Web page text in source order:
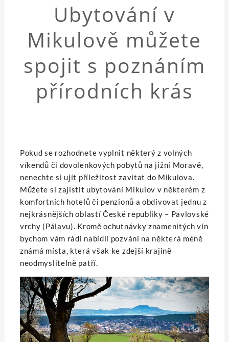
Ubytování v
Mikulově můžete
spojit s poznáním
přírodních krás
Pokud se rozhodnete vyplnit některý z volných
víkendů či dovolenkových pobytů na jižní Moravě,
nenechte si ujít příležitost zavítat do Mikulova.
Můžete si zajistit ubytování Mikulov v některém z
komfortních hotelů či penzionů a obdivovat jednu z
nejkrásnějších oblastí České republiky – Pavlovské
vrchy (Pálavu). Kromě ochutnávky znamenitých vín
bychom vám rádi nabídli pozvání na některá méně
známá místa, která však ke zdejší krajině
neodmyslitelně patří.